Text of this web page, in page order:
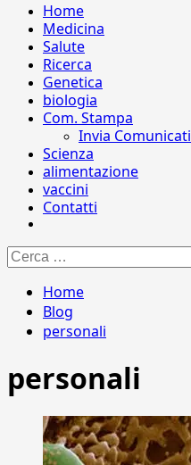
Home
Medicina
Salute
Ricerca
Genetica
biologia
Com. Stampa
Invia Comunicati
Scienza
alimentazione
vaccini
Contatti
Ricerca
per:
Home
Blog
personali
personali